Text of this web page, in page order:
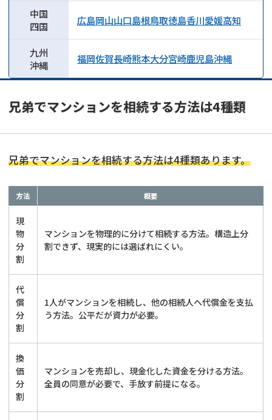
中国
四国
広島岡山山口島根鳥取徳島香川愛媛高知
九州
沖縄
福岡佐賀長崎熊本大分宮崎鹿児島沖縄
兄弟でマンションを相続する方法は4種類
兄弟でマンションを相続する方法は4種類あります。
方法 概要
現
物
分
割
マンションを物理的に分けて相続する方法。構造上分
割できず、現実的には選ばれにくい。
代
償
分
割
1人がマンションを相続し、他の相続人へ代償金を支払
う方法。公平だが資力が必要。
換
価
分
割
マンションを売却し、現金化した資金を分ける方法。
全員の同意が必要で、手放す前提になる。